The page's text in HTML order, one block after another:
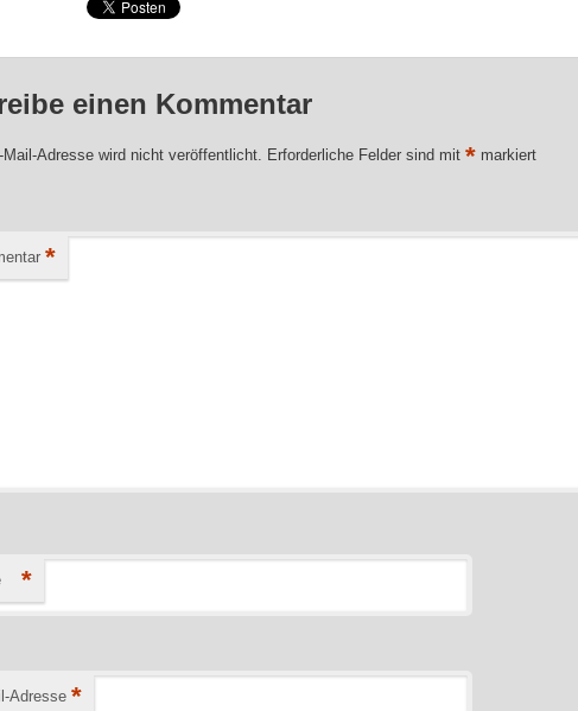
einen Kommentar
Mail-Adresse wird nicht veröffentlicht. Erforderliche Felder sind mit* markiert
*
*
Adresse *